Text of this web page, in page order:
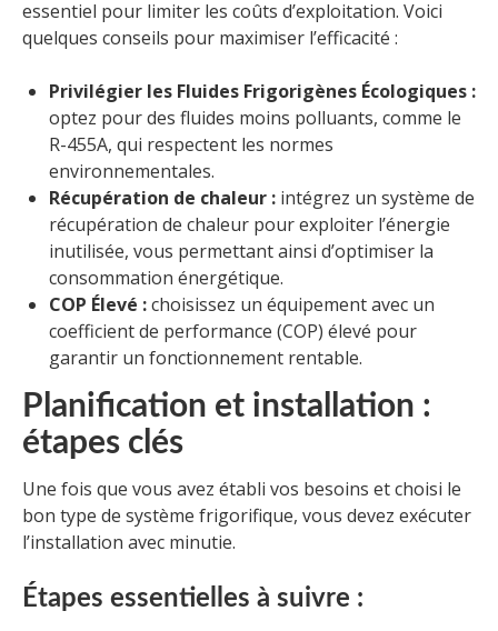
essentiel pour limiter les coûts d’exploitation. Voici
quelques conseils pour maximiser l’efficacité :
Privilégier les Fluides Frigorigènes Écologiques :
optez pour des fluides moins polluants, comme le
R-455A, qui respectent les normes
environnementales.
Récupération de chaleur : intégrez un système de
récupération de chaleur pour exploiter l’énergie
inutilisée, vous permettant ainsi d’optimiser la
consommation énergétique.
COP Élevé :choisissez un équipement avec un
coefficient de performance (COP) élevé pour
garantir un fonctionnement rentable.
Planification et installation :
étapes clés
Une fois que vous avez établi vos besoins et choisi le
bon type de système frigorifique, vous devez exécuter
l’installation avec minutie.
Étapes essentielles à suivre :